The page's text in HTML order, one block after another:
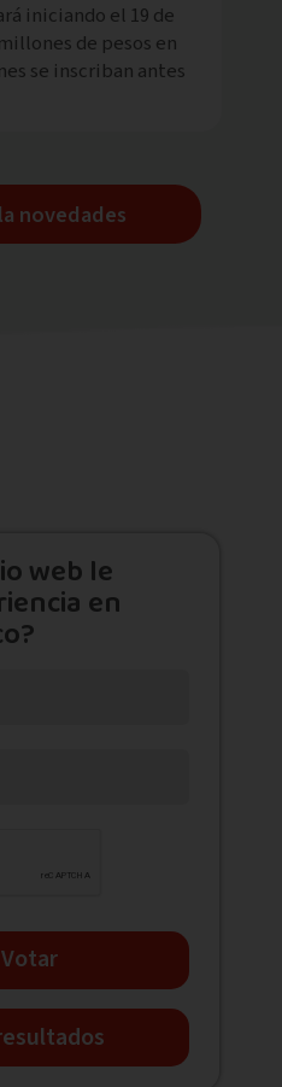
iniciando el 19 de
de pesos en
se inscriban antes
novedades
web le
en
Votar